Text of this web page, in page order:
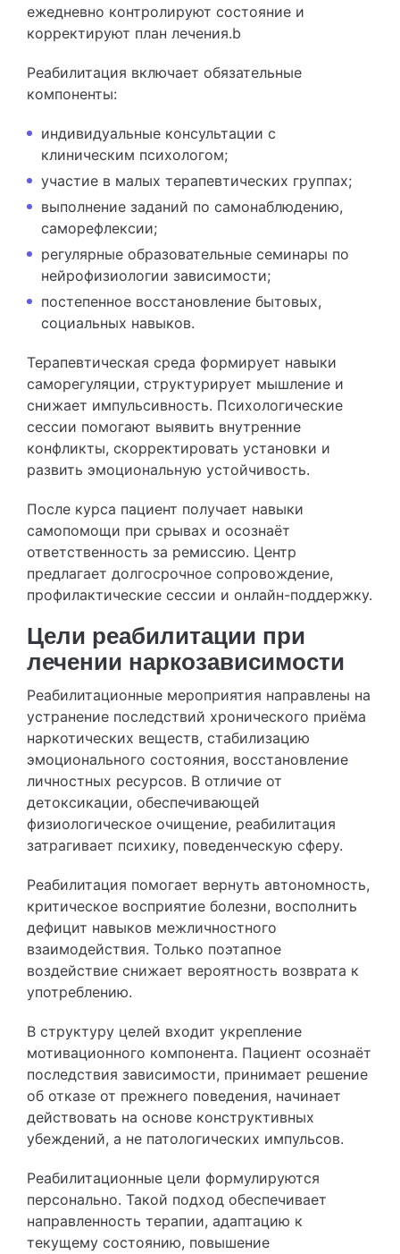
ежедневно контролируют состояние и
корректируют план лечения.b
Реабилитация включает обязательные
компоненты:
индивидуальные консультации с
клиническим психологом;
участие в малых терапевтических группах;
выполнение заданий по самонаблюдению,
саморефлексии;
регулярные образовательные семинары по
нейрофизиологии зависимости;
постепенное восстановление бытовых,
социальных навыков.
Терапевтическая среда формирует навыки
саморегуляции, структурирует мышление и
снижает импульсивность. Психологические
сессии помогают выявить внутренние
конфликты, скорректировать установки и
развить эмоциональную устойчивость.
После курса пациент получает навыки
самопомощи при срывах и осознаёт
ответственность за ремиссию. Центр
предлагает долгосрочное сопровождение,
профилактические сессии и онлайн-поддержку.
Цели реабилитации при
лечении наркозависимости
Реабилитационные мероприятия направлены на
устранение последствий хронического приёма
наркотических веществ, стабилизацию
эмоционального состояния, восстановление
личностных ресурсов. В отличие от
детоксикации, обеспечивающей
физиологическое очищение, реабилитация
затрагивает психику, поведенческую сферу.
Реабилитация помогает вернуть автономность,
критическое восприятие болезни, восполнить
дефицит навыков межличностного
взаимодействия. Только поэтапное
воздействие снижает вероятность возврата к
употреблению.
В структуру целей входит укрепление
мотивационного компонента. Пациент осознаёт
последствия зависимости, принимает решение
об отказе от прежнего поведения, начинает
действовать на основе конструктивных
убеждений, а не патологических импульсов.
Реабилитационные цели формулируются
персонально. Такой подход обеспечивает
направленность терапии, адаптацию к
текущему состоянию, повышение